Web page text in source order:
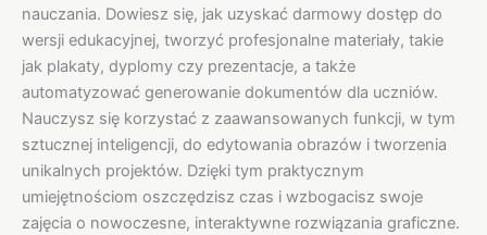
nauczania. Dowiesz się, jak uzyskać darmowy dostęp do
wersji edukacyjnej, tworzyć profesjonalne materiały, takie
jak plakaty, dyplomy czy prezentacje, a także
automatyzować generowanie dokumentów dla uczniów.
Nauczysz się korzystać z zaawansowanych funkcji, w tym
sztucznej inteligencji, do edytowania obrazów i tworzenia
unikalnych projektów. Dzięki tym praktycznym
umiejętnościom oszczędzisz czas i wzbogacisz swoje
zajęcia o nowoczesne, interaktywne rozwiązania graficzne.